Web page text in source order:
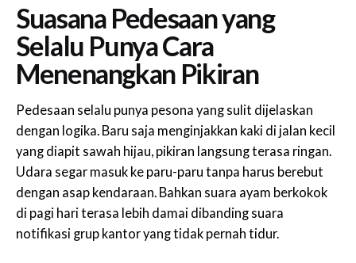
Suasana Pedesaan yang
Selalu Punya Cara
Menenangkan Pikiran
Pedesaan selalu punya pesona yang sulit dijelaskan
dengan logika. Baru saja menginjakkan kaki di jalan kecil
yang diapit sawah hijau, pikiran langsung terasa ringan.
Udara segar masuk ke paru-paru tanpa harus berebut
dengan asap kendaraan. Bahkan suara ayam berkokok
di pagi hari terasa lebih damai dibanding suara
notifikasi grup kantor yang tidak pernah tidur.